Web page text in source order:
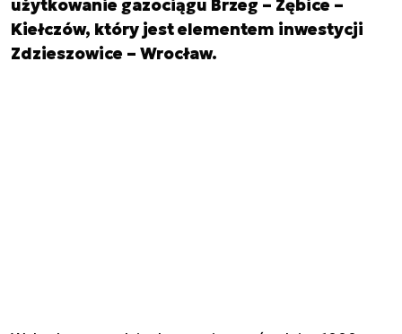
użytkowanie gazociągu Brzeg – Zębice –
Kiełczów, który jest elementem inwestycji
Zdzieszowice – Wrocław.